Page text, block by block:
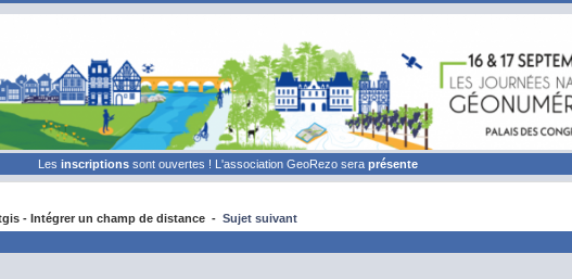
Les inscriptions sont ouvertes ! L'association GeoRezo sera présente
- Intégrer un champ de distance - Sujet suivant